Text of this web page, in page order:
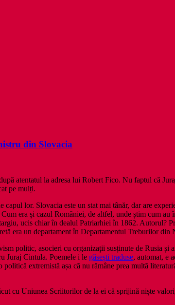
din Slovacia
atentatul la adresa lui Robert Fico. Nu faptul că
pe mulți.
lor. Slovacia este un stat mai tânăr, dar are
era și cazul României, de altfel, unde știm cum au
ucis chiar în dealul Patriarhiei în 1862. Autorul?
era un departament în Departamentul Treburilor din
politic, asocieri cu organizații susținute de Rusia și
Juraj Cintula. Poemele i le găsești traduse, automat, e
extremistă așa că nu rămâne prea multă
cu Uniunea Scriitorilor de la ei că sprijină niște